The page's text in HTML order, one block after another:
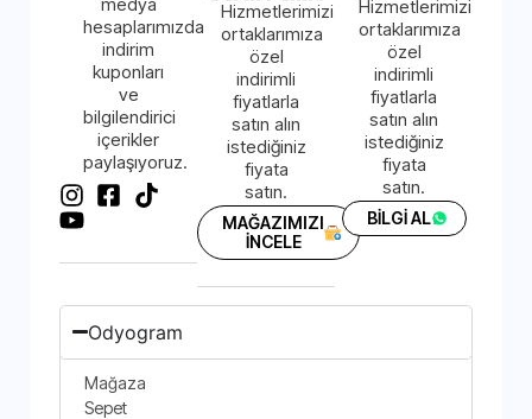
hesaplarımızda
indirim
kuponları
ve
bilgilendirici
içerikler
paylaşıyoruz.
Hizmetlerimizi
ortaklarımıza
özel
indirimli
fiyatlarla
satın alın
istediğiniz
fiyata
satın.
MAĞAZIMIZI
İNCELE
Hizmetlerimizi
ortaklarımıza
özel
indirimli
fiyatlarla
satın alın
istediğiniz
fiyata
satın.
BİLGİ AL
Odyogram
Mağaza
Sepet